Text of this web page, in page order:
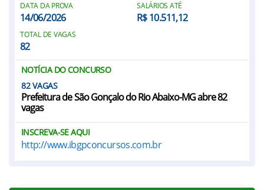
DATA DA PROVA
14/06/2026
SALÁRIOS ATÉ
R$ 10.511,12
TOTAL DE VAGAS
82
NOTÍCIA DO CONCURSO
82
Prefeitura de São Gonçalo do Rio Abaixo-MG abre 82
vagas
INSCREVA-SE AQUI
http://www.ibgpconcursos.com.br